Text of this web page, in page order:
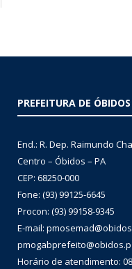
PREFEITURA DE ÓBIDOS
End.: R. Dep. Raimundo
Centro – Óbidos – PA
CEP: 68250-000
Fone: (93) 99125-6645
Procon: (93) 99158-9345
E-mail:
Horário de atendimento: